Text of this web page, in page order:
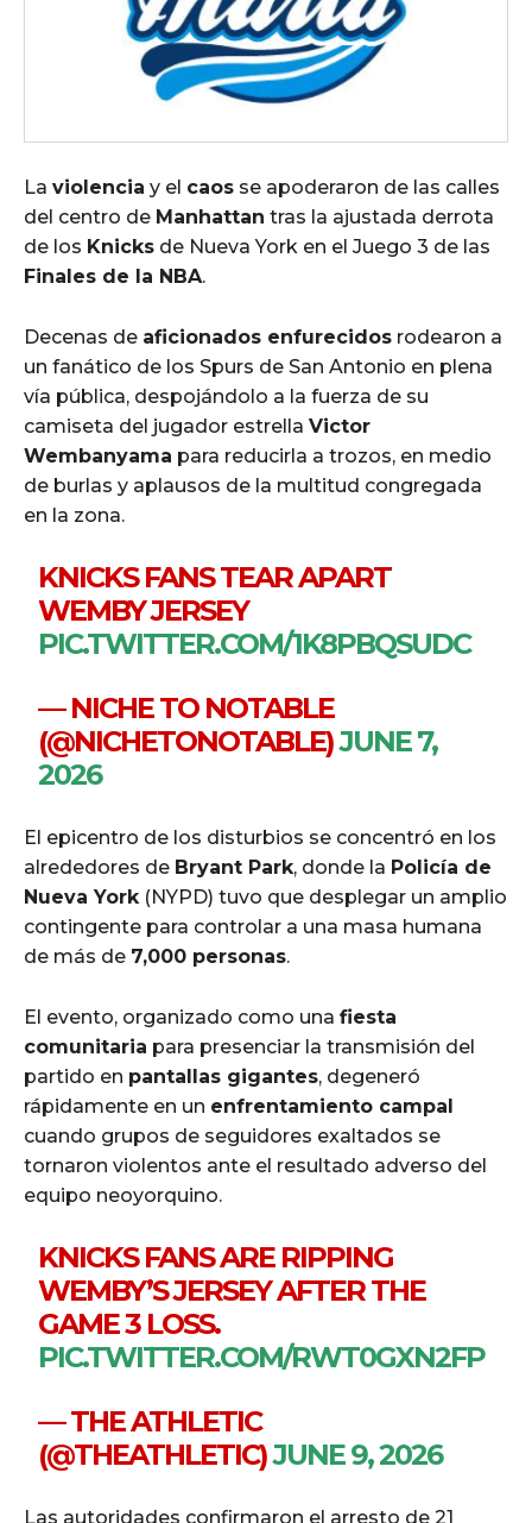
La violencia y el caos se apoderaron de las calles
del centro de Manhattan tras la ajustada derrota
de los Knicks de Nueva York en el Juego 3 de las
Finales de la NBA.
Decenas de aficionados enfurecidos rodearon a
un fanático de los Spurs de San Antonio en plena
vía pública, despojándolo a la fuerza de su
camiseta del jugador estrella Victor
Wembanyama para reducirla a trozos, en medio
de burlas y aplausos de la multitud congregada
en la zona.
KNICKS FANS TEAR APART
WEMBY JERSEY
PIC.TWITTER.COM/1K8PBQSUDC
— NICHE TO NOTABLE
(@NICHETONOTABLE)JUNE 7,
2026
El epicentro de los disturbios se concentró en los
alrededores de Bryant Park, donde la Policía de
Nueva York (NYPD) tuvo que desplegar un amplio
contingente para controlar a una masa humana
de más de 7,000 personas.
El evento, organizado como una fiesta
comunitaria para presenciar la transmisión del
partido en pantallas gigantes, degeneró
rápidamente en un enfrentamiento campal
cuando grupos de seguidores exaltados se
tornaron violentos ante el resultado adverso del
equipo neoyorquino.
KNICKS FANS ARE RIPPING
WEMBY’S JERSEY AFTER THE
GAME 3 LOSS.
PIC.TWITTER.COM/RWT0GXN2FP
— THE ATHLETIC
(@THEATHLETIC)JUNE 9, 2026
Las autoridades confirmaron el arresto de 21